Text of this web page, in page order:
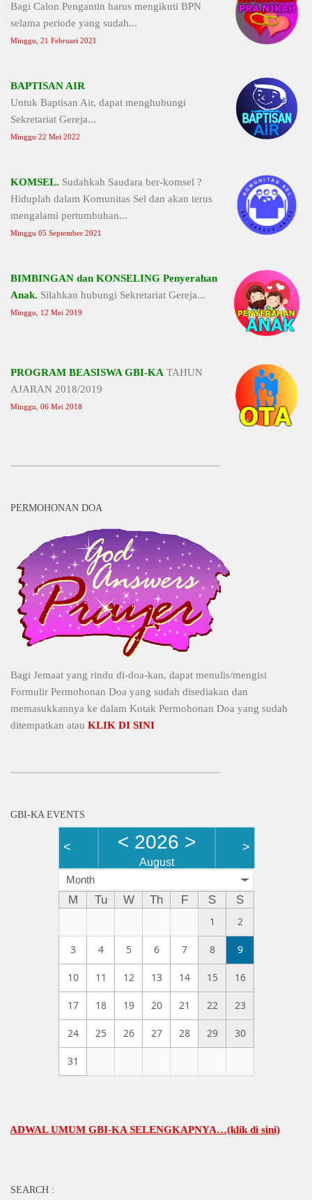
Bagi Calon Pengantin harus mengikuti BPN
selama periode yang sudah...
Minggu, 21 Februari 2021
BAPTISAN AIR
Untuk Baptisan Air, dapat menghubungi
Sekretariat Gereja...
Minggu 22 Mei 2022
KOMSEL. Sudahkah Saudara ber-komsel ?
Hiduplah dalam Komunitas Sel dan akan terus
mengalami pertumbuhan...
Minggu 05 September 2021
BIMBINGAN dan KONSELING Penyerahan
Anak. Silahkan hubungi Sekretariat Gereja...
Minggu, 12 Mei 2019
PROGRAM BEASISWA GBI-KA TAHUN
AJARAN 2018/2019
Minggu, 06 Mei 2018
PERMOHONAN DOA
Bagi Jemaat yang rindu di-doa-kan, dapat menulis/mengisi
Formulir Permohonan Doa yang sudah disediakan dan
memasukkannya ke dalam Kotak Permohonan Doa yang sudah
ditempatkan atau KLIK DI SINI
GBI-KA EVENTS
< < 2026 >
August
>
Month
M Tu W Th F S
S
1
2
3 4 5 6 7 8 9
10 11 12 13 14 15 16
17 18 19 20 21 22 23
24 25 26 27 28 29 30
31
UMUM GBI-KA SELENGKAPNYA…(klik di sini)
SEARCH :